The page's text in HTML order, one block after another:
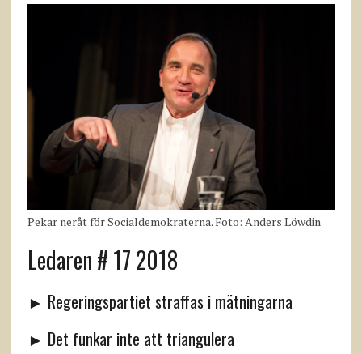
Pekar neråt för Socialdemokraterna. Foto: Anders Löwdin
Ledaren # 17 2018
► Regeringspartiet straffas i mätningarna
► Det funkar inte att triangulera